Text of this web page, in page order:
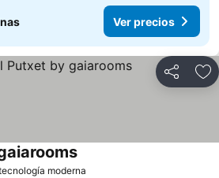
Ver precios
Compartir
moderna